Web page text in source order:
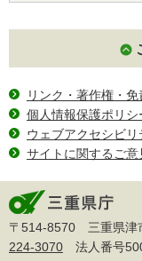
リンク・著作権・
個人情報保護ポリシ
ウェブアクセシビリ
サイトに関するご
〒514-8570 三重県津
224-3070 法人番号